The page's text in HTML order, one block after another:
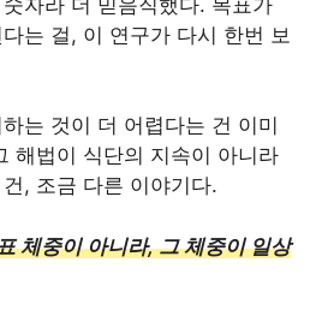
는 걸, 이 연구가 다시 한번 보
는 것이 더 어렵다는 건 이미
해법이 식단의 지속이 아니라
, 조금 다른 이야기다.
체중이 아니라, 그 체중이 일상